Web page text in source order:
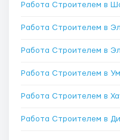
Работа Строителем в
Работа Строителем в
Работа Строителем в
Работа Строителем в
Работа Строителем в
Работа Строителем в